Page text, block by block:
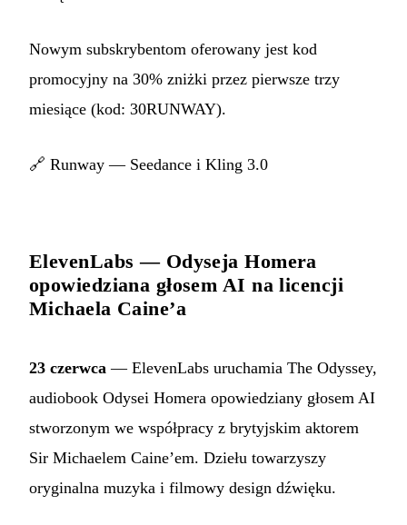
Nowym subskrybentom oferowany jest kod
promocyjny na 30% zniżki przez pierwsze trzy
miesiące (kod: 30RUNWAY).
🔗 Runway — Seedance i Kling 3.0
ElevenLabs — Odyseja Homera
opowiedziana głosem AI na licencji
Michaela Caine’a
23 czerwca — ElevenLabs uruchamia The Odyssey,
audiobook Odysei Homera opowiedziany głosem AI
stworzonym we współpracy z brytyjskim aktorem
Sir Michaelem Caine’em. Dziełu towarzyszy
oryginalna muzyka i filmowy design dźwięku.